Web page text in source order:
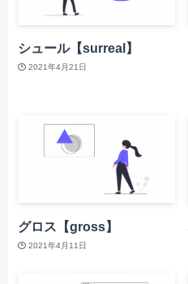
シュール【surreal】
2021年4月21日
グロス【gross】
2021年4月11日